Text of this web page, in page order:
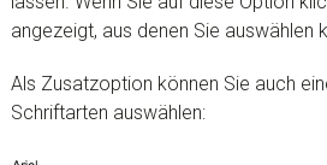
angezeigt, aus denen Sie auswählen
Als Zusatzoption können Sie auch
Schriftarten auswählen: